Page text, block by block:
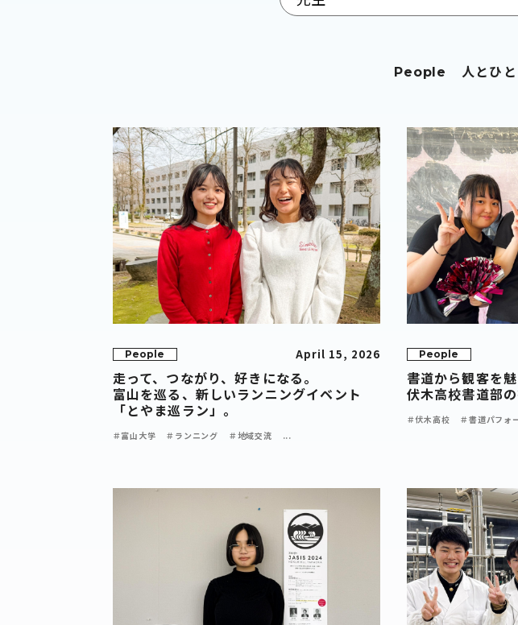
People 人とひと
People April 15, 2026
走って、つながり、好きになる。
富山を巡る、新しいランニングイベント
「とやま巡ラン」。
＃富山大学 ＃ランニング ＃地域交流 ...
People
書道から観客を魅
伏木高校書道部
＃伏木高校 ＃書道パフォ